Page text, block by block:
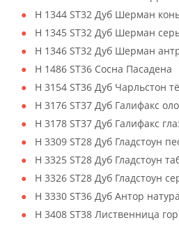
H 1344 ST32 Дуб Шерман
H 1345 ST32 Дуб Шерман
H 1346 ST32 Дуб Шерман
H 1486 ST36 Сосна Пасадена
H 3154 ST36 Дуб Чарльстон
H 3176 ST37 Дуб Галифакс
H 3178 ST37 Дуб Галифакс
H 3309 ST28 Дуб Гладстоун
H 3325 ST28 Дуб Гладстоун
H 3326 ST28 Дуб Гладстоун
H 3330 ST36 Дуб Антор
H 3408 ST38 Лиственница